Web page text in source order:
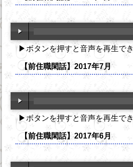
▶ボタンを押すと音声を再生でき
【前住職閑話】2017年7月
▶ボタンを押すと音声を再生で
【前住職閑話】2017年6月